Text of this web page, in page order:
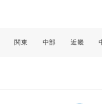
関東 中部 近畿